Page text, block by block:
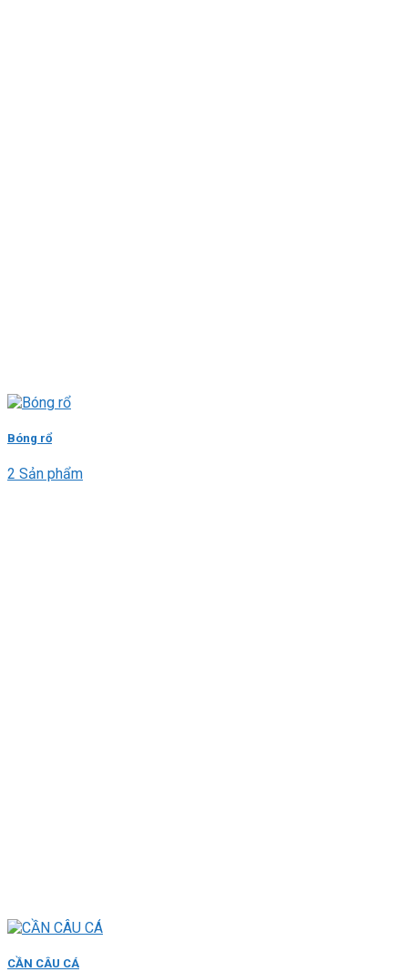
Bóng rổ
2 Sản phẩm
CẦN CÂU CÁ